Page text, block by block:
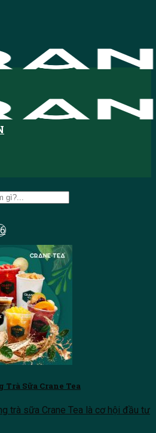
Trà Sữa Crane Tea
trà sữa Crane Tea là cơ hội đầu tư